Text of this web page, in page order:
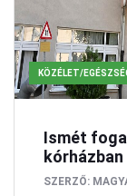
KÖZÉLET/
Ismét
SZERZŐ: